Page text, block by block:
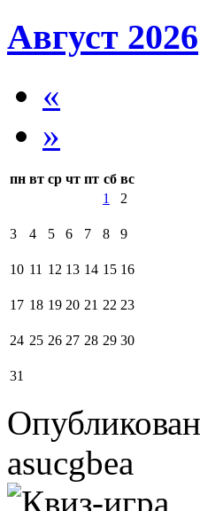
Август 2026
«
»
пн вт ср чт пт сб вс
1
2
3 4 5 6 7 8 9
10 11 12 13 14 15 16
17 18 19 20 21 22 23
24 25 26 27 28 29 30
31
asucgbea